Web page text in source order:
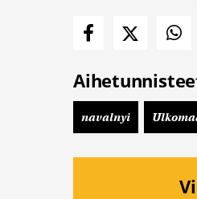
navalnyi